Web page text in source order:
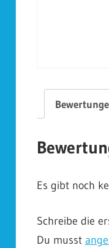
Es gibt noch
Schreibe die
Du musst